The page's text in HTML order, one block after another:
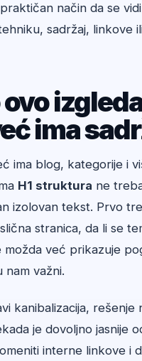
način da se
sadržaj, linkove
ima
ima blog, kategorije i
H1 struktura ne
izolovan tekst. Prvo
stranica, da li se
možda već prikazuje
nam važni.
kanibalizacija, rešenje
je dovoljno jasnije
interne linkove i